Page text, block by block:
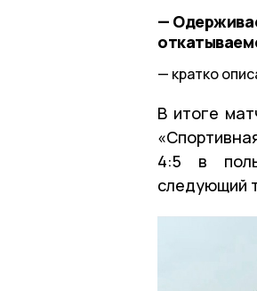
—
кратко
В итоге
4:5 в
следующий